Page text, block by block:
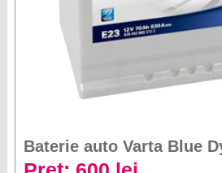
Baterie auto Varta Blue